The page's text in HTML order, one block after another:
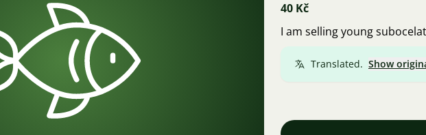
40 Kč
I am selling young
Translated. Show